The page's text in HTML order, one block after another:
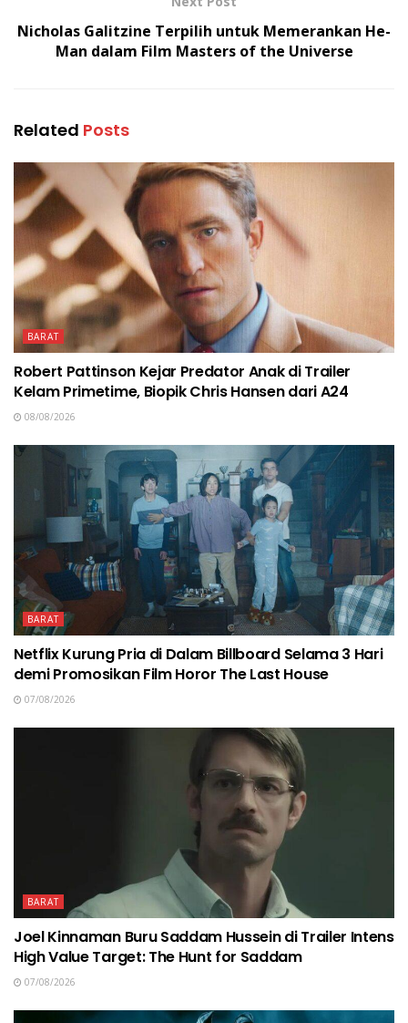
Nicholas Galitzine Terpilih untuk Memerankan He-
Man dalam Film Masters of the Universe
Related Posts
BARAT
Robert Pattinson Kejar Predator Anak di Trailer
Kelam Primetime, Biopik Chris Hansen dari A24
08/08/2026
BARAT
Netflix Kurung Pria di Dalam Billboard Selama 3 Hari
demi Promosikan Film Horor The Last House
07/08/2026
BARAT
Joel Kinnaman Buru Saddam Hussein di Trailer Intens
High Value Target: The Hunt for Saddam
07/08/2026